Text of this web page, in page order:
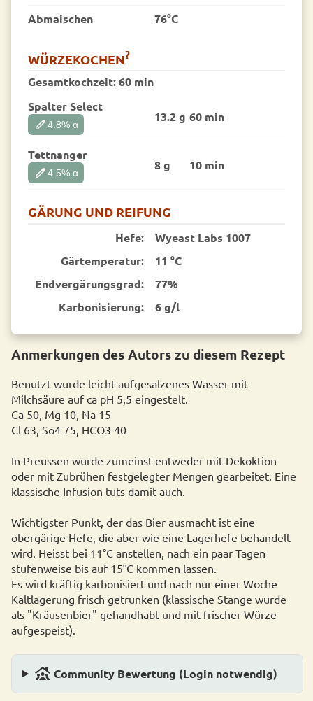
Abmaischen
76°C
WÜRZEKOCHEN?
Gesamtkochzeit:60 min
Spalter Select
edit4.8% α
13.2 g 60 min
Tettnanger
edit4.5% α
8 g 10 min
GÄRUNG UND REIFUNG
Hefe:
Wyeast Labs 1007
Gärtemperatur:
11 °C
End­vergärungsgrad:
77%
Karbonisierung:
6 g/l
Anmerkungen des Autors zu diesem Rezept
Benutzt wurde leicht aufgesalzenes Wasser mit
Milchsäure auf ca pH 5,5 eingestelt.
Ca 50, Mg 10, Na 15
Cl 63, So4 75, HCO3 40
In Preussen wurde zumeinst entweder mit Dekoktion
oder mit Zubrühen festgelegter Mengen gearbeitet. Eine
klassische Infusion tuts damit auch.
Wichtigster Punkt, der das Bier ausmacht ist eine
obergärige Hefe, die aber wie eine Lagerhefe behandelt
wird. Heisst bei 11°C anstellen, nach ein paar Tagen
stufenweise bis auf 15°C kommen lassen.
Es wird kräftig karbonisiert und nach nur einer Woche
Kaltlagerung frisch getrunken (klassische Stange wurde
als "Kräusenbier" gehandhabt und mit frischer Würze
aufgespeist).
family_group Community Bewertung (Login notwendig)